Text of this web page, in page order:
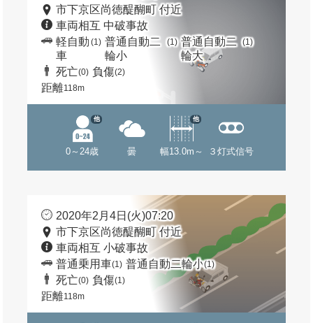
市下京区尚徳醍醐町 付近
車両相互 中破事故
軽自動
車
(1) 普通自動二
輪小
(1) 普通自動二
輪大
(1)
死亡(0) 負傷(2)
距離118m
0～24歳
他
曇 幅13.0m～
他
３灯式信号
2020年2月4日(火)07:20
市下京区尚徳醍醐町 付近
車両相互 小破事故
普通乗用車(1) 普通自動二輪小(1)
死亡(0) 負傷(1)
距離118m